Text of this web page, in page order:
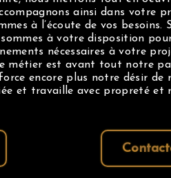
ainsi dans votre
à l’écoute de vos besoins.
à votre disposition
nécessaires à votre
métier est avant tout notre
encore plus notre désir de
et travaille avec propreté et